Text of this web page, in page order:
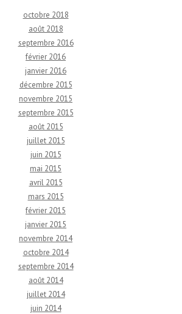
octobre 2018
août 2018
septembre 2016
février 2016
janvier 2016
décembre 2015
novembre 2015
septembre 2015
août 2015
juillet 2015
juin 2015
mai 2015
avril 2015
mars 2015
février 2015
janvier 2015
novembre 2014
octobre 2014
septembre 2014
août 2014
juillet 2014
juin 2014